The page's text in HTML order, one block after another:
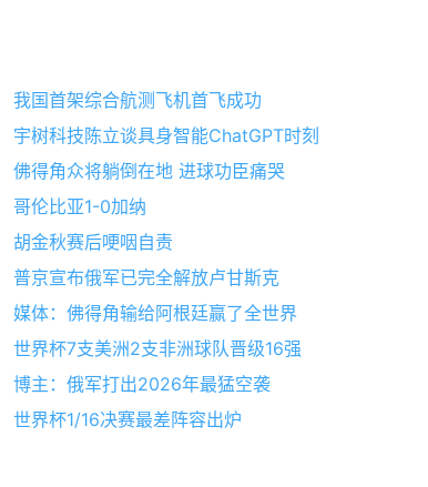
我国首架综合航测飞机首飞成功
宇树科技陈立谈具身智能ChatGPT时刻
佛得角众将躺倒在地 进球功臣痛哭
哥伦比亚1-0加纳
胡金秋赛后哽咽自责
普京宣布俄军已完全解放卢甘斯克
媒体：佛得角输给阿根廷赢了全世界
世界杯7支美洲2支非洲球队晋级16强
博主：俄军打出2026年最猛空袭
世界杯1/16决赛最差阵容出炉